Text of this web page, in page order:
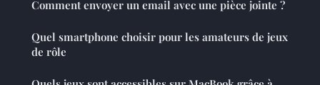
Comment envoyer un email avec une pièce jointe ?
Quel smartphone choisir pour les amateurs de jeux
de rôle